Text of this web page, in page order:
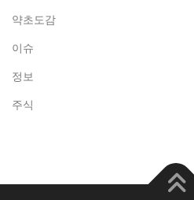
약초도감
이슈
정보
주식